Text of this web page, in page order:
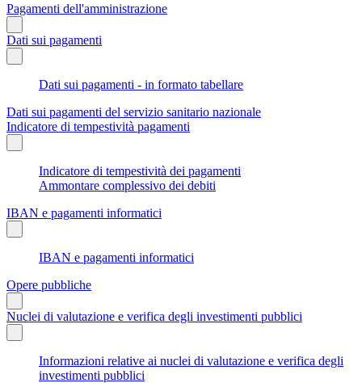
Pagamenti dell'amministrazione
Dati sui pagamenti
Dati sui pagamenti - in formato tabellare
Dati sui pagamenti del servizio sanitario nazionale
Indicatore di tempestività pagamenti
Indicatore di tempestività dei pagamenti
Ammontare complessivo dei debiti
IBAN e pagamenti informatici
IBAN e pagamenti informatici
Opere pubbliche
Nuclei di valutazione e verifica degli investimenti pubblici
Informazioni relative ai nuclei di valutazione e verifica degli
investimenti pubblici